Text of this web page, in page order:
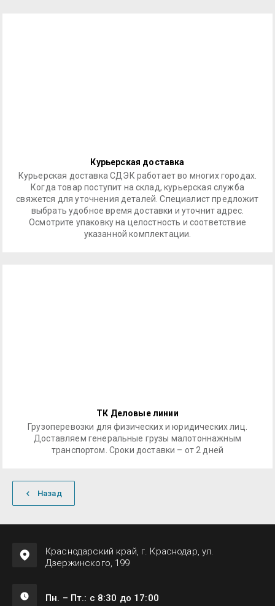
Курьерская доставка
Курьерская доставка СДЭК работает во многих городах.
Когда товар поступит на склад, курьерская служба
свяжется для уточнения деталей. Специалист предложит
выбрать удобное время доставки и уточнит адрес.
Осмотрите упаковку на целостность и соответствие
указанной комплектации.
ТК Деловые линии
Грузоперевозки для физических и юридических лиц.
Доставляем генеральные грузы малотоннажным
транспортом. Сроки доставки – от 2 дней
Назад
Краснодарский край, г. Краснодар, ул.
Дзержинского, 199
Пн. – Пт.: с 8:30 до 17:00